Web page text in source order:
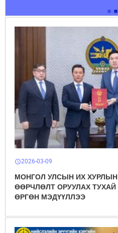
schedule2026-03-09
МОНГОЛ УЛСЫН ИХ
ӨӨРЧЛӨЛТ ОРУУЛАХ
ӨРГӨН МЭДҮҮЛЛЭЭ